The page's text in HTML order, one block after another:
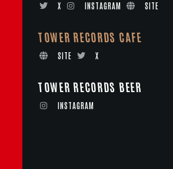
X INSTAGRAM SITE
TOWER RECORDS CAFE
SITE X
TOWER RECORDS BEER
INSTAGRAM